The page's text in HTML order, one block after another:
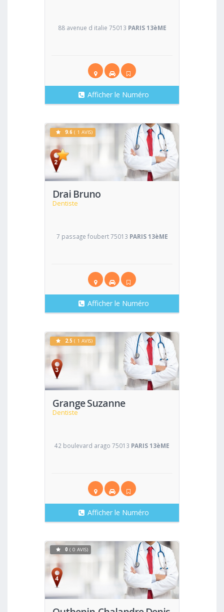
88 avenue d italie 75013 PARIS 13èME
Afficher le Numéro
Drai Bruno
Dentiste
Voir
9.6 ( 1 AVIS)
7 passage foubert 75013 PARIS 13èME
Afficher le Numéro
Grange Suzanne
Dentiste
Voir
2.5 ( 1 AVIS)
42 boulevard arago 75013 PARIS 13èME
Afficher le Numéro
Voir
0 ( 0 AVIS)